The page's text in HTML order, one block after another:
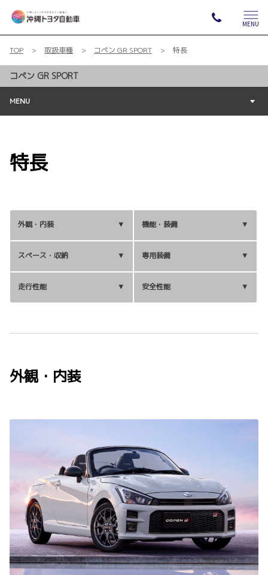
MENU
TOP 取扱車種 コペン GR SPORT 特長
コペン GR SPORT
MENU
特長
外観・内装 機能・装備
スペース・収納 専用装備
走行性能 安全性能
外観・内装